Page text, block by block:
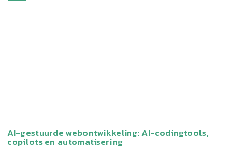
AI-gestuurde webontwikkeling: AI-codingtools,
copilots en automatisering